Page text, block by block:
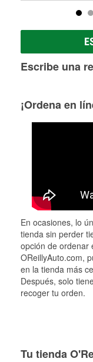
Escribe una
¡Ordena en
En ocasiones, lo
tienda sin perder
opción de ordenar
OReillyAuto.com,
en la tienda más
Después, solo
recoger tu orden.
Tu tienda